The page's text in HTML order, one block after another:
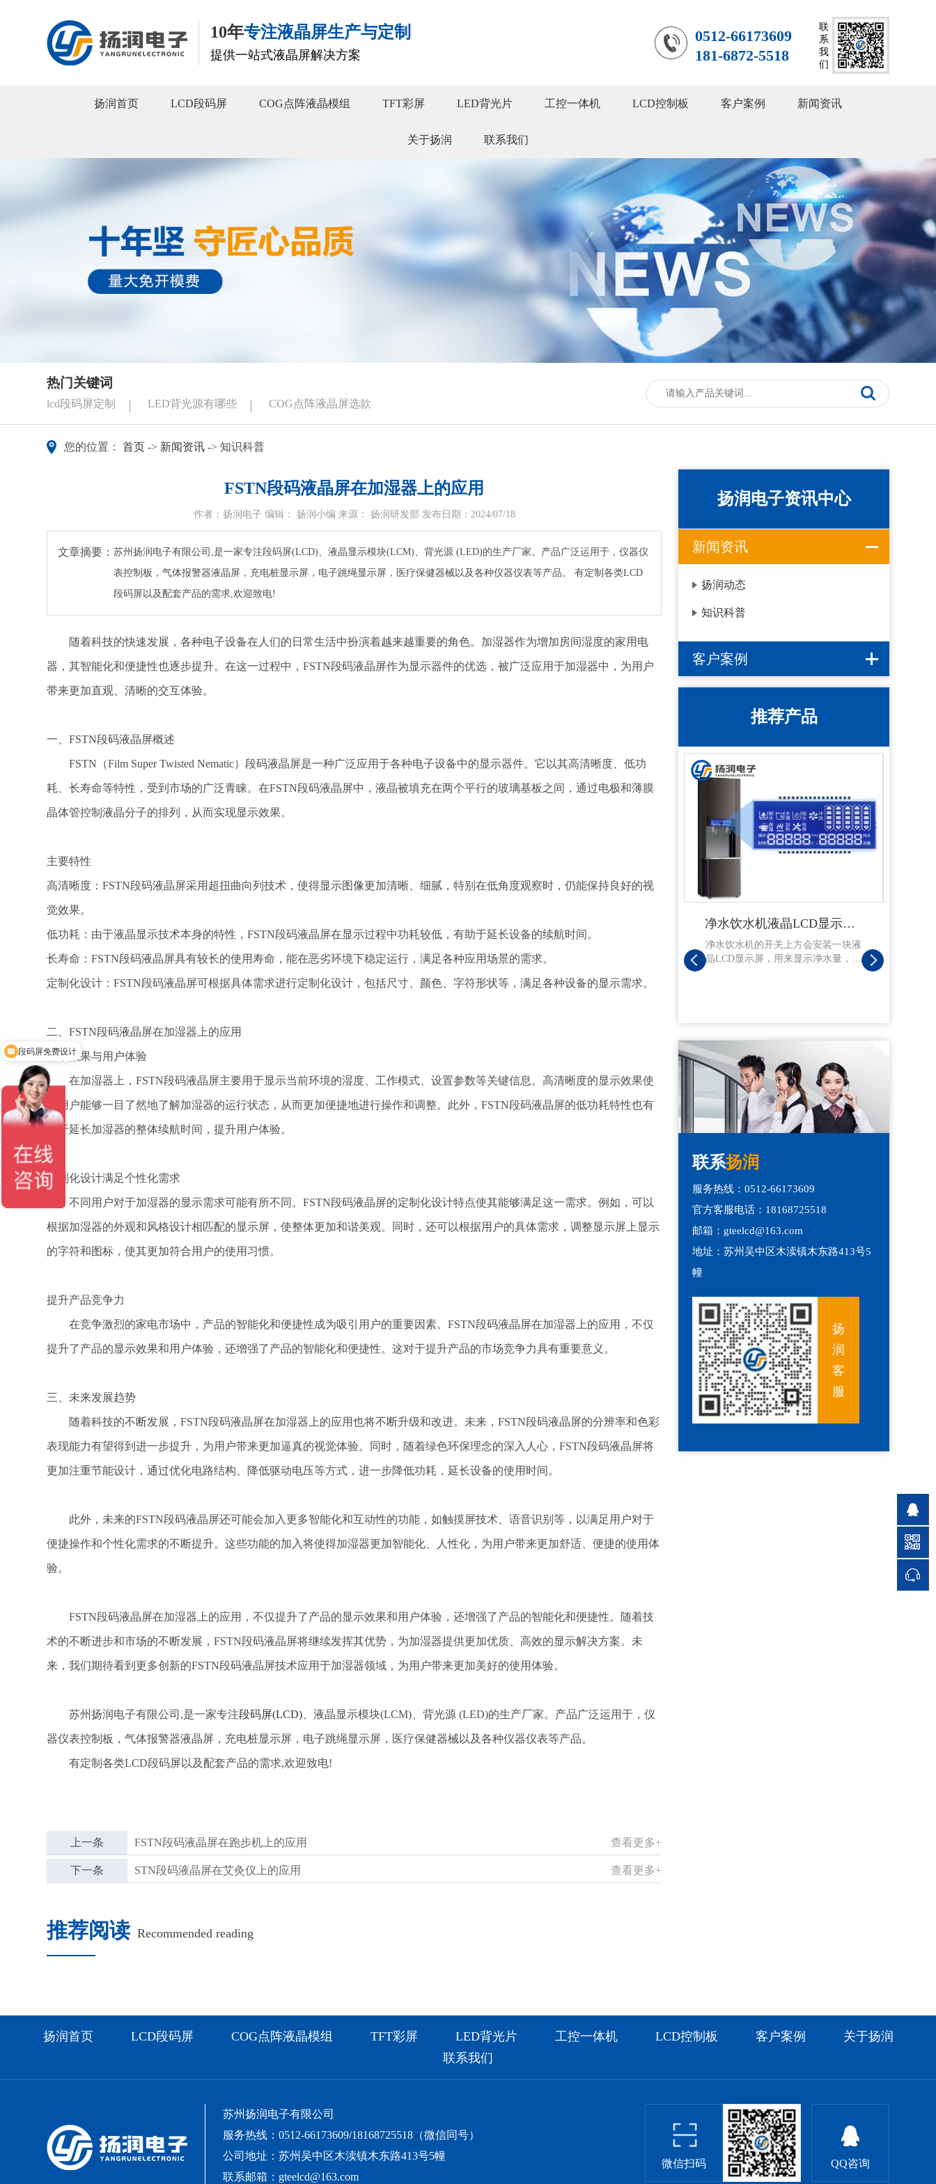
10年专注液晶屏生产与定制
提供一站式液晶屏解决方案
0512-66173609
181-6872-5518
联
系
我
们
扬润首页 LCD段码屏 COG点阵液晶模组 TFT彩屏 LED背光片 工控一体机 LCD控制板 客户案例 新闻资讯
关于扬润 联系我们
热门关键词
lcd段码屏定制 LED背光源有哪些 COG点阵液晶屏选款
您的位置：首页 -> 新闻资讯 -> 知识科普
扬润电子资讯中心
新闻资讯
扬润动态
知识科普
客户案例
推荐产品
净水饮水机液晶LCD显示屏-扬润电子
净水饮水机的开关上方会安装一块液
晶LCD显示屏，用来显示净水量，以
联系扬润
服务热线：0512-66173609
官方客服电话：18168725518
邮箱：gteelcd@163.com
地址：苏州吴中区木渎镇木东路413号5
幢
扬
润
客
服
FSTN段码液晶屏在加湿器上的应用
作者：扬润电子 编辑： 扬润小编 来源： 扬润研发部 发布日期：2024/07/18
文章摘要：苏州扬润电子有限公司,是一家专注段码屏(LCD)、液晶显示模块(LCM)、背光源 (LED)的生产厂家。产品广泛运用于，仪器仪
表控制板，气体报警器液晶屏，充电桩显示屏，电子跳绳显示屏，医疗保健器械以及各种仪器仪表等产品。 有定制各类LCD
段码屏以及配套产品的需求,欢迎致电!
随着科技的快速发展，各种电子设备在人们的日常生活中扮演着越来越重要的角色。加湿器作为增加房间湿度的家用电
器，其智能化和便捷性也逐步提升。在这一过程中，FSTN段码液晶屏作为显示器件的优选，被广泛应用于加湿器中，为用户
带来更加直观、清晰的交互体验。
一、FSTN段码液晶屏概述
FSTN（Film Super Twisted Nematic）段码液晶屏是一种广泛应用于各种电子设备中的显示器件。它以其高清晰度、低功
耗、长寿命等特性，受到市场的广泛青睐。在FSTN段码液晶屏中，液晶被填充在两个平行的玻璃基板之间，通过电极和薄膜
晶体管控制液晶分子的排列，从而实现显示效果。
主要特性
高清晰度：FSTN段码液晶屏采用超扭曲向列技术，使得显示图像更加清晰、细腻，特别在低角度观察时，仍能保持良好的视
觉效果。
低功耗：由于液晶显示技术本身的特性，FSTN段码液晶屏在显示过程中功耗较低，有助于延长设备的续航时间。
长寿命：FSTN段码液晶屏具有较长的使用寿命，能在恶劣环境下稳定运行，满足各种应用场景的需求。
定制化设计：FSTN段码液晶屏可根据具体需求进行定制化设计，包括尺寸、颜色、字符形状等，满足各种设备的显示需求。
二、FSTN段码液晶屏在加湿器上的应用
显示效果与用户体验
在加湿器上，FSTN段码液晶屏主要用于显示当前环境的湿度、工作模式、设置参数等关键信息。高清晰度的显示效果使
得用户能够一目了然地了解加湿器的运行状态，从而更加便捷地进行操作和调整。此外，FSTN段码液晶屏的低功耗特性也有
助于延长加湿器的整体续航时间，提升用户体验。
定制化设计满足个性化需求
不同用户对于加湿器的显示需求可能有所不同。FSTN段码液晶屏的定制化设计特点使其能够满足这一需求。例如，可以
根据加湿器的外观和风格设计相匹配的显示屏，使整体更加和谐美观。同时，还可以根据用户的具体需求，调整显示屏上显示
的字符和图标，使其更加符合用户的使用习惯。
提升产品竞争力
在竞争激烈的家电市场中，产品的智能化和便捷性成为吸引用户的重要因素。FSTN段码液晶屏在加湿器上的应用，不仅
提升了产品的显示效果和用户体验，还增强了产品的智能化和便捷性。这对于提升产品的市场竞争力具有重要意义。
三、未来发展趋势
随着科技的不断发展，FSTN段码液晶屏在加湿器上的应用也将不断升级和改进。未来，FSTN段码液晶屏的分辨率和色彩
表现能力有望得到进一步提升，为用户带来更加逼真的视觉体验。同时，随着绿色环保理念的深入人心，FSTN段码液晶屏将
更加注重节能设计，通过优化电路结构、降低驱动电压等方式，进一步降低功耗，延长设备的使用时间。
此外，未来的FSTN段码液晶屏还可能会加入更多智能化和互动性的功能，如触摸屏技术、语音识别等，以满足用户对于
便捷操作和个性化需求的不断提升。这些功能的加入将使得加湿器更加智能化、人性化，为用户带来更加舒适、便捷的使用体
验。
FSTN段码液晶屏在加湿器上的应用，不仅提升了产品的显示效果和用户体验，还增强了产品的智能化和便捷性。随着技
术的不断进步和市场的不断发展，FSTN段码液晶屏将继续发挥其优势，为加湿器提供更加优质、高效的显示解决方案。未
来，我们期待看到更多创新的FSTN段码液晶屏技术应用于加湿器领域，为用户带来更加美好的使用体验。
苏州扬润电子有限公司,是一家专注段码屏(LCD) 、液晶显示模块(LCM)、背光源 (LED)的生产厂家。产品广泛运用于，仪
器仪表控制板，气体报警器液晶屏，充电桩显示屏，电子跳绳显示屏，医疗保健器械以及各种仪器仪表等产品。
有定制各类LCD段码屏以及配套产品的需求,欢迎致电!
上一条 FSTN段码液晶屏在跑步机上的应用 查看更多+
下一条 STN段码液晶屏在艾灸仪上的应用 查看更多+
推荐阅读 Recommended reading
扬润首页 LCD段码屏 COG点阵液晶模组 TFT彩屏 LED背光片 工控一体机 LCD控制板 客户案例
关于扬润
联系我们
苏州扬润电子有限公司
服务热线：0512-66173609/18168725518（微信同号）
公司地址：苏州吴中区木渎镇木东路413号5幢
联系邮箱：gteelcd@163.com
QQ咨询
微信扫码
段码屏免费设计